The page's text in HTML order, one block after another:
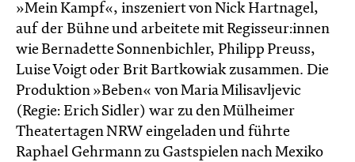
»Mein Kampf«, inszeniert von Nick Hartnagel,
auf der Bühne und arbeitete mit Regisseur:innen
wie Bernadette Sonnenbichler, Philipp Preuss,
Luise Voigt oder Brit Bartkowiak zusammen. Die
Produktion »Beben« von Maria Milisavljevic
(Regie: Erich Sidler) war zu den Mülheimer
Theatertagen NRW eingeladen und führte
Raphael Gehrmann zu Gastspielen nach Mexiko